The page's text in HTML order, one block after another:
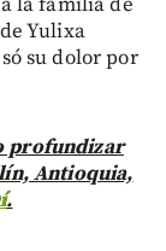
Yulixa
su dolor por
profundizar
Antioquia,
.